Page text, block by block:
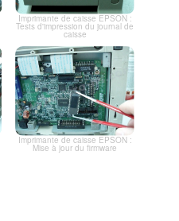
Imprimante de caisse EPSON :
Tests d'impression du journal de
caisse
Imprimante de caisse EPSON :
Mise à jour du firmware